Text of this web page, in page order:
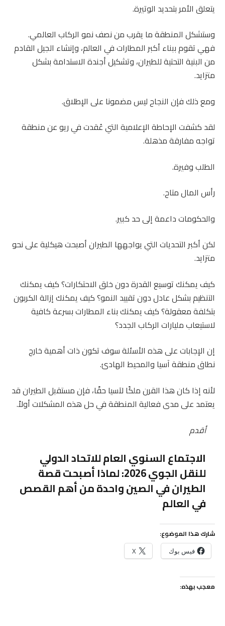
يتعلق الأمر بتحديد الوتيرة.
وستشكل المنطقة ما يقرب من نصف نمو الركاب العالمي.
فهي تقوم ببناء أكبر المطارات في العالم، وإنشاء الجيل القادم
من البنية التحتية للطيران، وتشكيل أجندة الاستدامة بشكل
متزايد.
ومع ذلك فإن النجاح ليس مضمونا على الإطلاق.
لقد كشفت الإحاطة الإعلامية التي عُقدت في ريو عن منطقة
تواجه مفارقة مذهلة.
الطلب وفيرة.
رأس المال متاح.
والحكومات داعمة إلى حد كبير.
لكن أكبر التحديات التي يواجهها الطيران أصبحت هيكلية على نحو
متزايد.
كيف يمكنك توسيع القدرة دون خلق الاحتكارات؟ كيف يمكنك
التنظيم بشكل عادل دون تقييد النمو؟ كيف يمكنك إزالة الكربون
بتكلفة معقولة؟ كيف يمكنك بناء المطارات بسرعة كافية
لاستيعاب مليارات الركاب الجدد؟
إن الإجابات على هذه الأسئلة سوف تكون ذات أهمية خارج
نطاق منطقة آسيا والمحيط الهادئ.
لأنه إذا كان هذا القرن ملكًا لآسيا حقًا، فإن مستقبل الطيران قد
يعتمد على مدى فعالية المنطقة في حل هذه المشكلات أولاً.
أقدم
الاجتماع السنوي العام للاتحاد الدولي
للنقل الجوي 2026: لماذا أصبحت قصة
الطيران في الصين واحدة من أهم القصص
في العالم
شارك هذا الموضوع:
فيس بوك X
معجب بهذه: